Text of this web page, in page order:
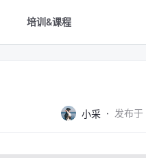
培训&课程
小采 · 发布于